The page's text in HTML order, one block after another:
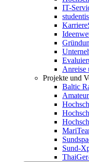
IT-
Anreise
Projekte und
Baltic
Sund-